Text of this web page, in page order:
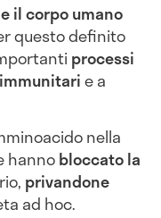
il corpo umano
questo definito
processi
immunitarie a
nella
hannobloccato la
privandone
ad hoc.